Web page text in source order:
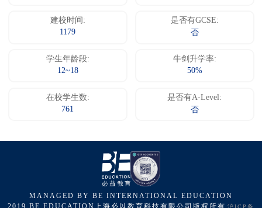
建校时间:
1179
是否有GCSE:
否
学生年龄段:
12~18
牛剑升学率:
50%
在校学生数:
761
是否有A-Level:
否
MANAGED BY BE INTERNATIONAL EDUCATION
2019 BE EDUCATION上海必以教育科技有限公司版权所有